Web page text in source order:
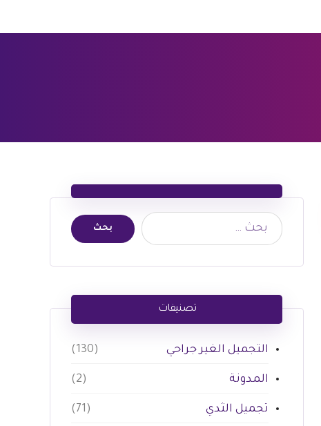
تصنيفات
التجميل الغير جراحي (130)
المدونة (2)
تجميل الثدي (71)